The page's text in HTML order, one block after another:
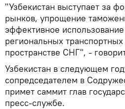
"Узбекистан выступает за
рынков, упрощение
эффективное
региональных
пространстве СНГ", -
Узбекистан в следующем
сопредседателем в
примет саммит глав
пресс-службе.